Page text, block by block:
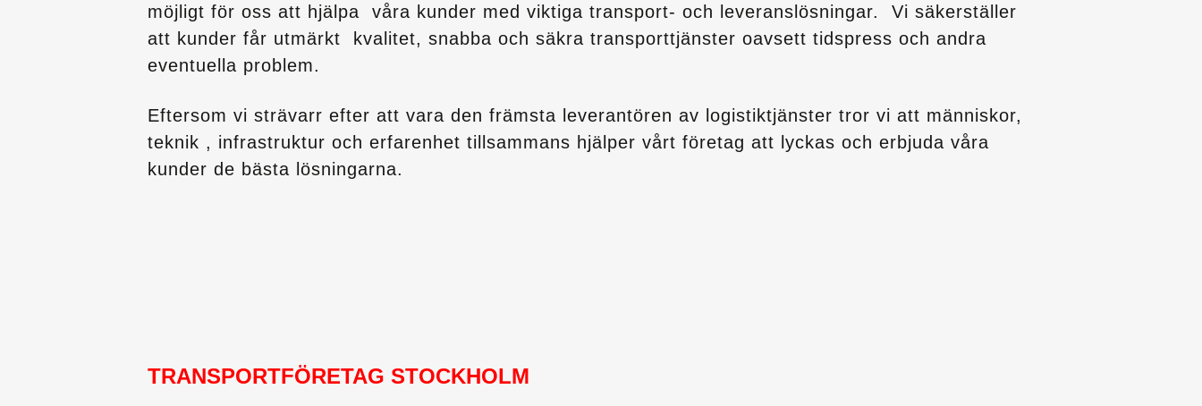
möjligt för oss att hjälpa våra kunder med viktiga transport- och leveranslösningar. Vi säkerställer
att kunder får utmärkt kvalitet, snabba och säkra transporttjänster oavsett tidspress och andra
eventuella problem.
Eftersom vi strävarr efter att vara den främsta leverantören av logistiktjänster tror vi att människor,
teknik , infrastruktur och erfarenhet tillsammans hjälper vårt företag att lyckas och erbjuda våra
kunder de bästa lösningarna.
TRANSPORTFÖRETAG STOCKHOLM